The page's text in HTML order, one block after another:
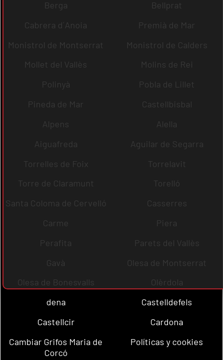
Berga
Bellprat
Cabrera d´Anoia
Premià de Mar
Monistrol de Montserrat
Monistrol de Calders
Mollet del Vallès
Molins de Rei
Polinyà
Pobla de Lillet
Pineda de Mar
Castellbisbal
Alpens
Alella
Aiguafreda
Aguilar de Segarra
Torrelles de Foix
Torrelavit
Torre de Claramunt
Torelló
Santa Coloma de Cervelló
Casserres
Carme
Piera
Perafita
Parets del Vallès
Gavà
Olesa de Montserrat
Olesa de Bonesvalls
Olèrdola
dena
Castelldefels
Castellcir
Cardona
Cambiar Grifos Maria de
Corcó
Políticas y cookies